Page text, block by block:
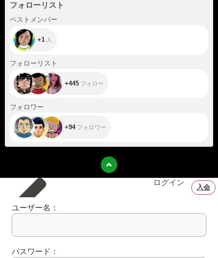
フォローリスト
ベストメンバー
+1
+1 人
フォローリスト
+445 フォロー
フォロワー
+94フォロワー
ログイン
入会
ユーザー名：
パスワード：